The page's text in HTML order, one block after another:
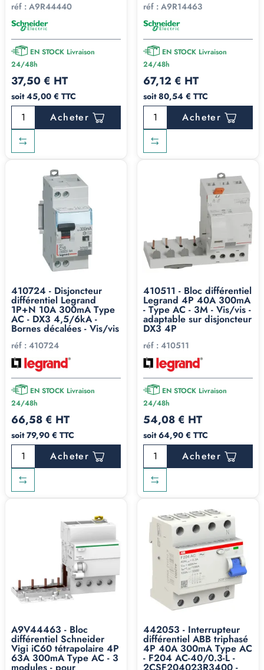
réf : A9R44440
EN STOCK Livraison
24/48h
37,50 € HT
soit 45,00 € TTC
Acheter
réf : A9R14463
EN STOCK Livraison
24/48h
67,12 € HT
soit 80,54 € TTC
Acheter
410724 - Disjoncteur
différentiel Legrand
1P+N 10A 300mA Type
AC - DX3 4,5/6kA -
Bornes décalées - Vis/vis
réf : 410724
EN STOCK Livraison
24/48h
66,58 € HT
soit 79,90 € TTC
Acheter
410511 - Bloc différentiel
Legrand 4P 40A 300mA
- Type AC - 3M - Vis/vis -
adaptable sur disjoncteur
DX3 4P
réf : 410511
EN STOCK Livraison
24/48h
54,08 € HT
soit 64,90 € TTC
Acheter
A9V44463 - Bloc
différentiel Schneider
Vigi iC60 tétrapolaire 4P
63A 300mA Type AC - 3
442053 - Interrupteur
différentiel ABB triphasé
4P 40A 300mA Type AC
- F204 AC-40/0.3-L -